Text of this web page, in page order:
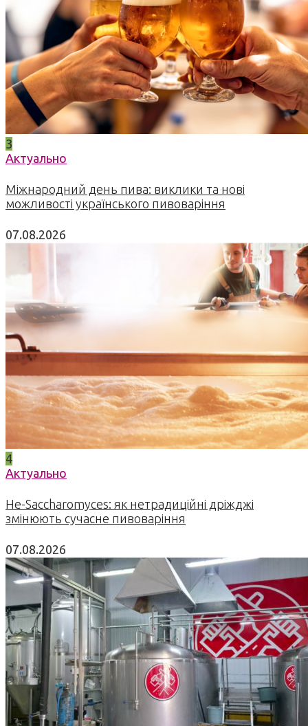
3
Актуально
Міжнародний день пива: виклики та нові
можливості українського пивоваріння
07.08.2026
4
Актуально
Не-Saccharomyces: як нетрадиційні дріжджі
змінюють сучасне пивоваріння
07.08.2026